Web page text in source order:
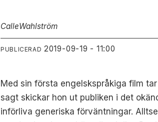
CalleWahlström
PUBLICERAD 2019-09-19 - 11:00
Med sin första engelskspråkiga film
sagt skickar hon ut publiken i det
införliva generiska förväntningar.